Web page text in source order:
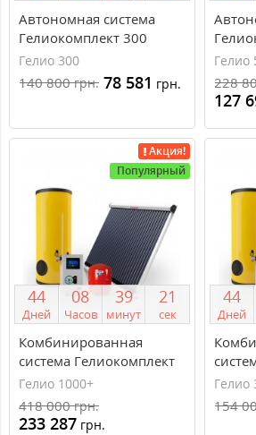
Автономная система
Гелиокомплект 300
литров
Гелио 300
140 800грн. 78 581 грн.
Гелио
228
127
Акция!
Популярный
44
Дней
08
Часов
39
минут
21
сек
Комбинированная
система Гелиокомплект
1000+
Гелио 1000+
418 000грн.
233 287 грн.
44
Дней
300+
Гелио
154